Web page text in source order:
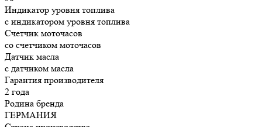
Индикатор уровня топлива
с индикатором уровня топлива
Счетчик моточасов
со счетчиком моточасов
Датчик масла
с датчиком масла
Гарантия производителя
2 года
Родина бренда
ГЕРМАНИЯ